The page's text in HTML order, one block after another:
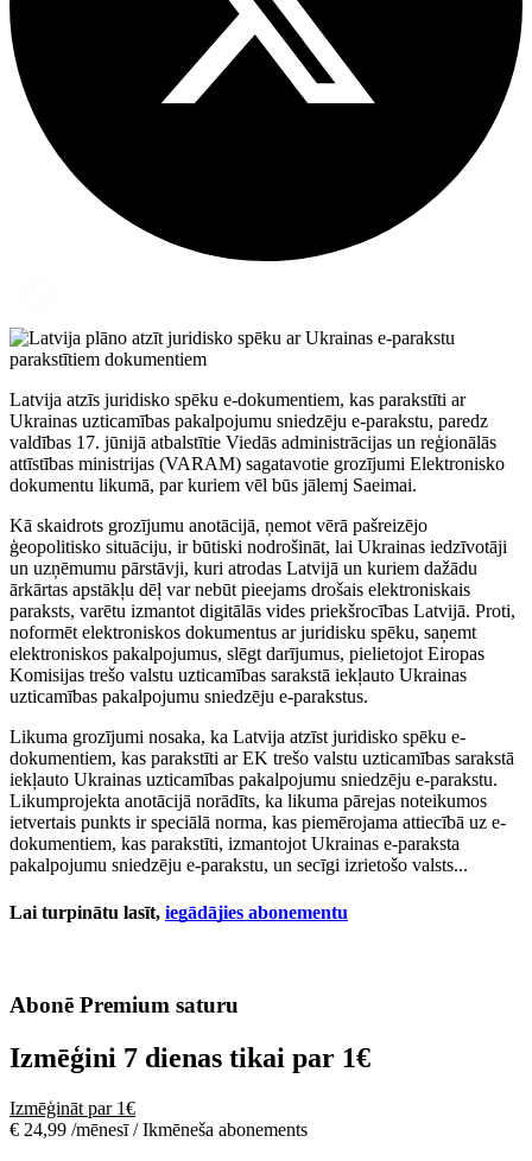
Latvija atzīs juridisko spēku e-dokumentiem, kas parakstīti ar
Ukrainas uzticamības pakalpojumu sniedzēju e-parakstu, paredz
valdības 17. jūnijā atbalstītie Viedās administrācijas un reģionālās
attīstības ministrijas (VARAM) sagatavotie grozījumi Elektronisko
dokumentu likumā, par kuriem vēl būs jālemj Saeimai.
Kā skaidrots grozījumu anotācijā, ņemot vērā pašreizējo
ģeopolitisko situāciju, ir būtiski nodrošināt, lai Ukrainas iedzīvotāji
un uzņēmumu pārstāvji, kuri atrodas Latvijā un kuriem dažādu
ārkārtas apstākļu dēļ var nebūt pieejams drošais elektroniskais
paraksts, varētu izmantot digitālās vides priekšrocības Latvijā. Proti,
noformēt elektroniskos dokumentus ar juridisku spēku, saņemt
elektroniskos pakalpojumus, slēgt darījumus, pielietojot Eiropas
Komisijas trešo valstu uzticamības sarakstā iekļauto Ukrainas
uzticamības pakalpojumu sniedzēju e-parakstus.
Likuma grozījumi nosaka, ka Latvija atzīst juridisko spēku e-
dokumentiem, kas parakstīti ar EK trešo valstu uzticamības sarakstā
iekļauto Ukrainas uzticamības pakalpojumu sniedzēju e-parakstu.
Likumprojekta anotācijā norādīts, ka likuma pārejas noteikumos
ietvertais punkts ir speciālā norma, kas piemērojama attiecībā uz e-
dokumentiem, kas parakstīti, izmantojot Ukrainas e-paraksta
pakalpojumu sniedzēju e-parakstu, un secīgi izrietošo valsts...
Lai turpinātu lasīt, iegādājies abonementu
Abonē Premium saturu
Izmēģini 7 dienas tikai par 1€
Izmēģināt par 1€
€ 24,99 /mēnesī / Ikmēneša abonements